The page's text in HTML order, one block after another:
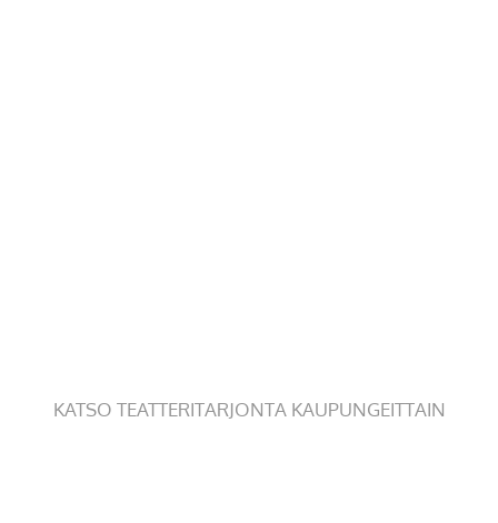
KATSO TEATTERITARJONTA KAUPUNGEITTAIN